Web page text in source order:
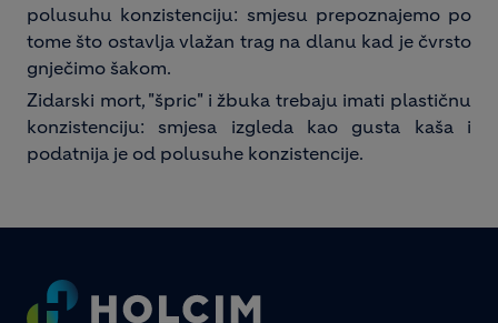
polusuhu konzistenciju: smjesu prepoznajemo po
tome što ostavlja vlažan trag na dlanu kad je čvrsto
gnječimo šakom.
Zidarski mort, "špric" i žbuka trebaju imati plastičnu
konzistenciju: smjesa izgleda kao gusta kaša i
podatnija je od polusuhe konzistencije.
Footer